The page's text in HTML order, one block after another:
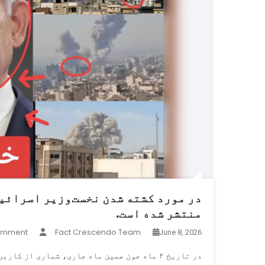
در مورد کشته شدن نخست‌وزیر
منتشر شده است.
June 8, 2026
Fact Crescendo Team
در تاریخ ۴ ماه جون همین ماه جاری، شماری